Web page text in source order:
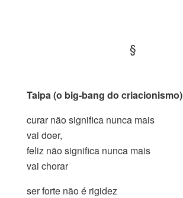
§
Taipa (o big-bang do criacionismo)
curar não significa nunca mais
vai doer,
feliz não significa nunca mais
vai chorar
ser forte não é rigidez